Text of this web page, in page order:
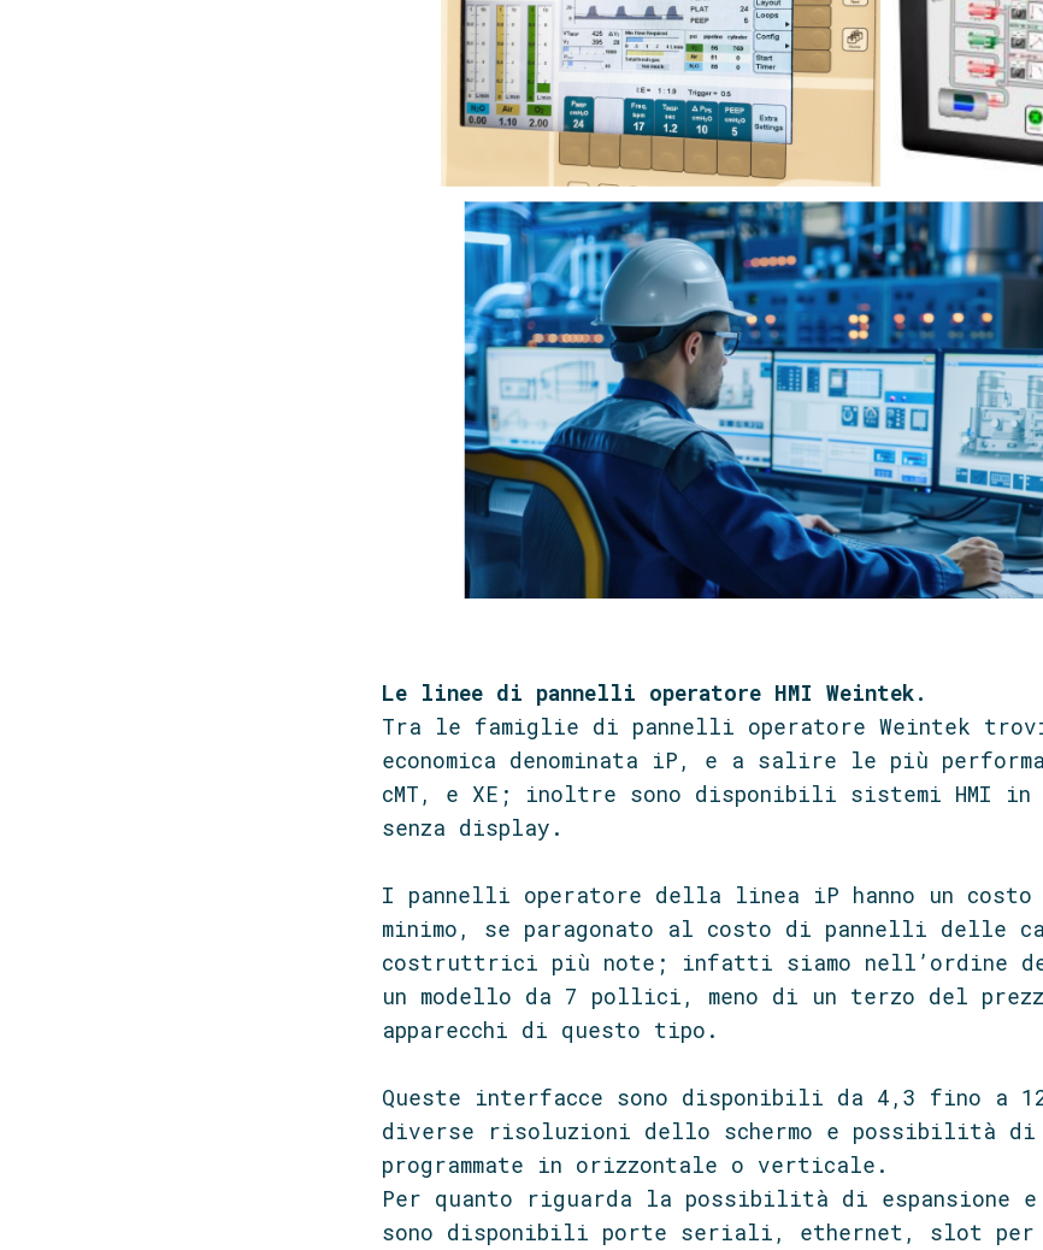
Le linee di pannelli operatore HMI Weintek.
Tra le famiglie di pannelli operatore Weintek
economica denominata iP, e a salire le più
cMT, e XE; inoltre sono disponibili sistemi HMI in
senza display.
I pannelli operatore della linea iP hanno un costo
minimo, se paragonato al costo di pannelli delle
costruttrici più note; infatti siamo nell’ordine
un modello da 7 pollici, meno di un terzo del
apparecchi di questo tipo.
Queste interfacce sono disponibili da 4,3 fino a
diverse risoluzioni dello schermo e possibilità di
programmate in orizzontale o verticale.
Per quanto riguarda la possibilità di espansione e
sono disponibili porte seriali, ethernet, slot per